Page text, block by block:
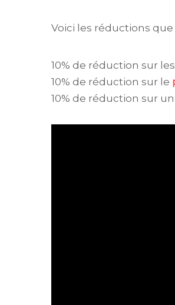
Voici les réductions
10% de réduction sur les
10% de réduction sur le
10% de réduction sur un